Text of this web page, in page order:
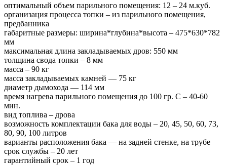
оптимальный объем парильного помещения: 12 – 24 м.куб.
организация процесса топки – из парильного помещения,
предбанника
габаритные размеры: ширина*глубина*высота – 475*630*782
мм
максимальная длина закладываемых дров: 550 мм
толщина свода топки – 8 мм
масса – 90 кг
масса закладываемых камней — 75 кг
диаметр дымохода — 114 мм
время нагрева парильного помещения до 100 гр. С – 40-60
мин.
вид топлива – дрова
возможность комплектации бака для воды – 20, 45, 50, 60, 73,
80, 90, 100 литров
варианты расположения бака — на задней стенке, на трубе
срок службы – 20 лет
гарантийный срок – 1 год